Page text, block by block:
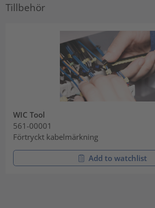
Tillbehör
WIC Tool
561-00001
Förtryckt kabelmärkning
Add to watchlist